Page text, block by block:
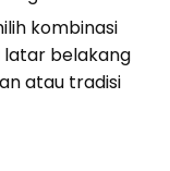
kombinasi
belakang
atau tradisi